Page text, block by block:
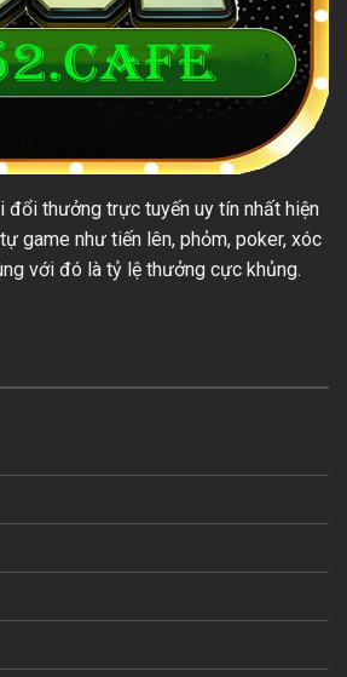
đổi thưởng trực tuyến uy tín nhất hiện
game như tiến lên, phỏm, poker, xóc
với đó là tỷ lệ thưởng cực khủng.